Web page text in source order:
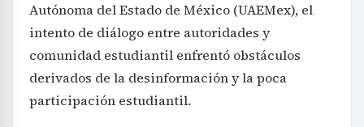
Autónoma del Estado de México (UAEMex), el
intento de diálogo entre autoridades y
comunidad estudiantil enfrentó obstáculos
derivados de la desinformación y la poca
participación estudiantil.